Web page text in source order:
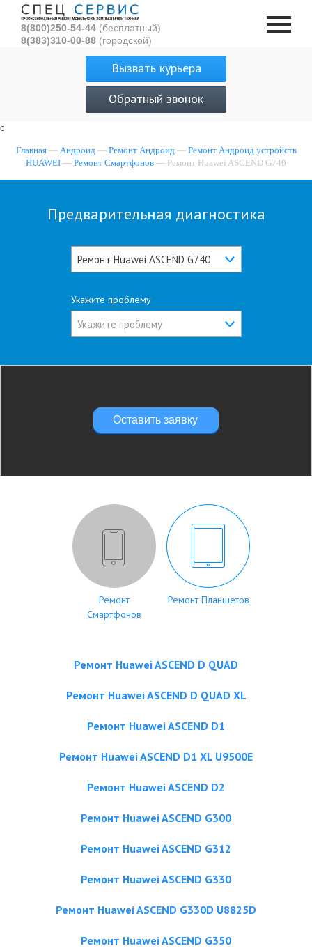
с
8(800)250-54-44 (бесплатный)
8(383)310-00-88 (городской)
Вызвать курьера
Обратный звонок
Главная— Андроид — Ремонт Андроид — Ремонт Андроид устройств
HUAWEI — Ремонт Смартфонов — Ремонт Huawei ASCEND G740
Предварительная диагностика
Ремонт Huawei ASCEND G740
Укажите проблему
Укажите проблему
Оставить заявку
Ремонт
Смартфонов
Ремонт Планшетов
Ремонт Huawei ASCEND D QUAD
Ремонт Huawei ASCEND D QUAD XL
Ремонт Huawei ASCEND D1
Ремонт Huawei ASCEND D1 XL U9500E
Ремонт Huawei ASCEND D2
Ремонт Huawei ASCEND G300
Ремонт Huawei ASCEND G312
Ремонт Huawei ASCEND G330
Ремонт Huawei ASCEND G330D U8825D
Ремонт Huawei ASCEND G350